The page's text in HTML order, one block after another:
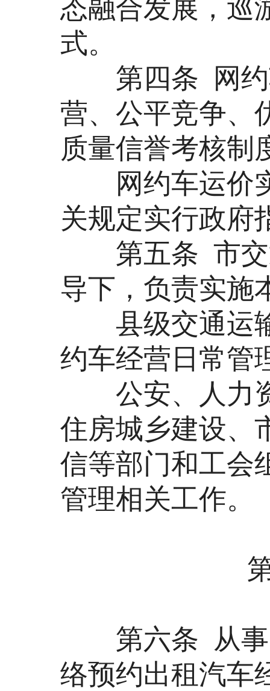
态融合发展，巡
式。
第四条 网约
营、公平竞争、
质量信誉考核制
网约车运价实
关规定实行政府
第五条 市交
导下，负责实施
县级交通运输
约车经营日常管
公安、人力资
住房城乡建设、
信等部门和工会
管理相关工作。
第
第六条 从事
络预约出租汽车